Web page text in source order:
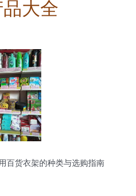
品大全
百货衣架的种类与选购指南